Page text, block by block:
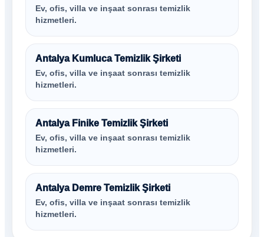
Ev, ofis, villa ve inşaat sonrası temizlik
hizmetleri.
Antalya Kumluca Temizlik Şirketi
Ev, ofis, villa ve inşaat sonrası temizlik
hizmetleri.
Antalya Finike Temizlik Şirketi
Ev, ofis, villa ve inşaat sonrası temizlik
hizmetleri.
Antalya Demre Temizlik Şirketi
Ev, ofis, villa ve inşaat sonrası temizlik
hizmetleri.